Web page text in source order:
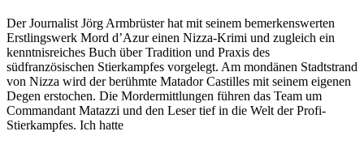
Der Journalist Jörg Armbrüster hat mit seinem bemerkenswerten
Erstlingswerk Mord d’Azur einen Nizza-Krimi und zugleich ein
kenntnisreiches Buch über Tradition und Praxis des
südfranzösischen Stierkampfes vorgelegt. Am mondänen Stadtstrand
von Nizza wird der berühmte Matador Castilles mit seinem eigenen
Degen erstochen. Die Mordermittlungen führen das Team um
Commandant Matazzi und den Leser tief in die Welt der Profi-
Stierkampfes. Ich hatte